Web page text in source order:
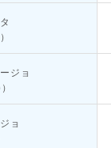
ジョ
ョ